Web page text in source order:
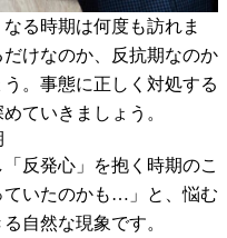
る時期は何度も訪れま
けなのか、反抗期なのか
。事態に正しく対処する
ていきましょう。
反発心」を抱く時期のこ
ていたのかも…」と、悩む
自然な現象です。